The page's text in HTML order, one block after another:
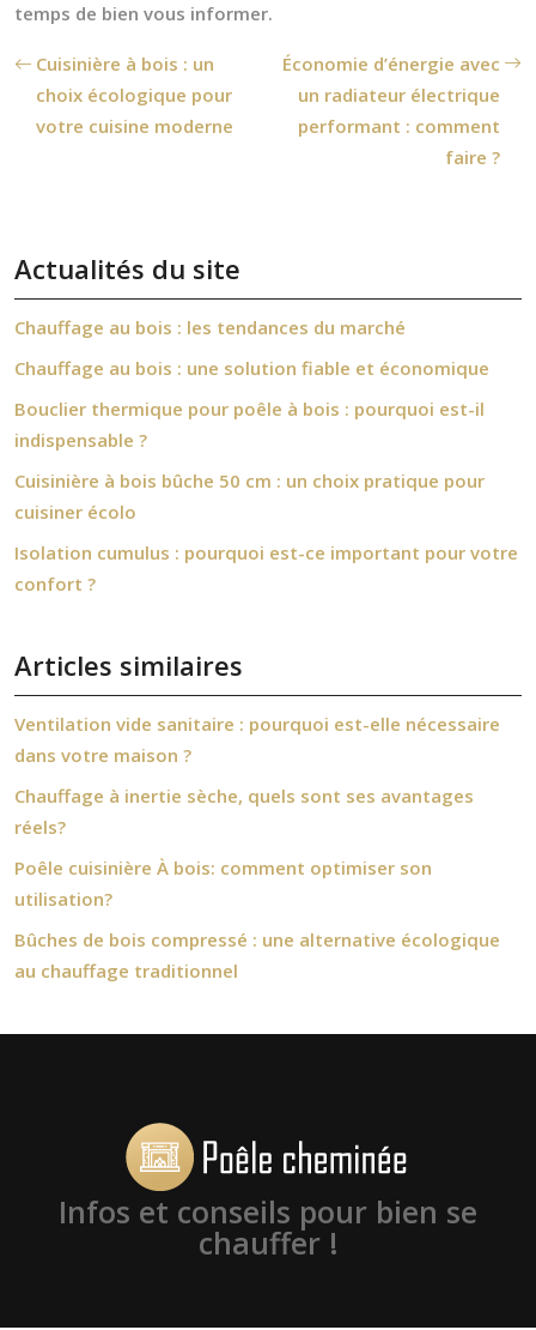
temps de bien vous informer.
Cuisinière à bois : un
choix écologique pour
votre cuisine moderne
Économie d’énergie avec
un radiateur électrique
performant : comment
faire ?
Actualités du site
Chauffage au bois : les tendances du marché
Chauffage au bois : une solution fiable et économique
Bouclier thermique pour poêle à bois : pourquoi est-il
indispensable ?
Cuisinière à bois bûche 50 cm : un choix pratique pour
cuisiner écolo
Isolation cumulus : pourquoi est-ce important pour votre
confort ?
Articles similaires
Ventilation vide sanitaire : pourquoi est-elle nécessaire
dans votre maison ?
Chauffage à inertie sèche, quels sont ses avantages
réels?
Poêle cuisinière À bois: comment optimiser son
utilisation?
Bûches de bois compressé : une alternative écologique
au chauffage traditionnel
Infos et conseils pour bien se
chauffer !